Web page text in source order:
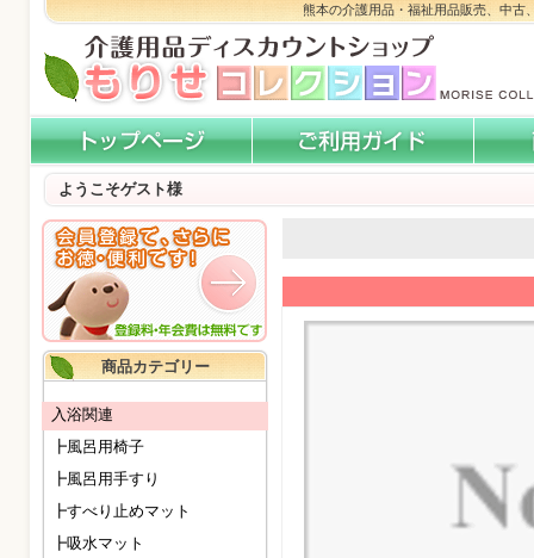
熊本の介護用品・福祉用品販売、中古
ようこそゲスト様
商品カテゴリー
入浴関連
┣風呂用椅子
┣風呂用手すり
┣すべり止めマット
┣吸水マット